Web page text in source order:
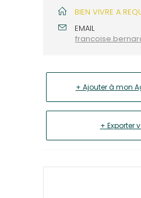
BIEN VIVRE A
EMAIL
+ Ajouter à mon
+ Exporter